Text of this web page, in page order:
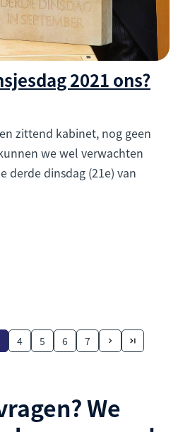
2021 ons?
zittend kabinet, nog geen
we wel verwachten
derde dinsdag (21e) van
4 5 6 7
We